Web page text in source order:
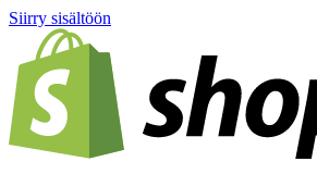
Siirry sisältöön